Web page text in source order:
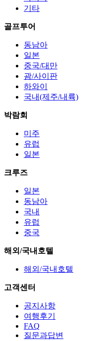
기타
골프투어
동남아
일본
중국/대만
괌/사이판
하와이
국내(제주/내륙)
박람회
미주
유럽
일본
크루즈
일본
동남아
국내
유럽
중국
해외/국내호텔
해외/국내호텔
고객센터
공지사항
여행후기
FAQ
질문과답변